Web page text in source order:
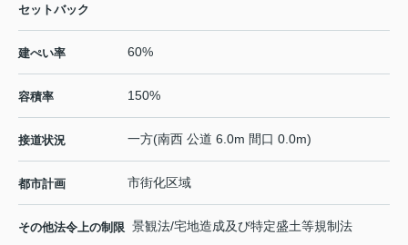
セットバック
建ぺい率 60%
容積率 150%
接道状況 一方(南西 公道 6.0m 間口 0.0m)
都市計画 市街化区域
その他法令上の制限 景観法/宅地造成及び特定盛土等規制法